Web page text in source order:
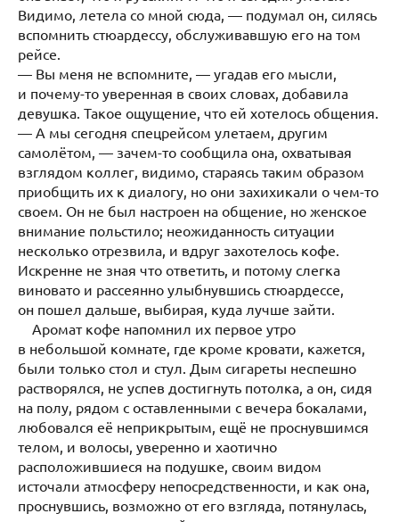
Видимо, летела со мной сюда, — подумал он, силясь
вспомнить стюардессу, обслуживавшую его на том
рейсе.
— Вы меня не вспомните, — угадав его мысли,
и почему-то уверенная в своих словах, добавила
девушка. Такое ощущение, что ей хотелось общения.
— А мы сегодня спецрейсом улетаем, другим
самолётом, — зачем-то сообщила она, охватывая
взглядом коллег, видимо, стараясь таким образом
приобщить их к диалогу, но они захихикали о чем-то
своем. Он не был настроен на общение, но женское
внимание польстило; неожиданность ситуации
несколько отрезвила, и вдруг захотелось кофе.
Искренне не зная что ответить, и потому слегка
виновато и рассеянно улыбнувшись стюардессе,
он пошел дальше, выбирая, куда лучше зайти.
Аромат кофе напомнил их первое утро
в небольшой комнате, где кроме кровати, кажется,
были только стол и стул. Дым сигареты неспешно
растворялся, не успев достигнуть потолка, а он, сидя
на полу, рядом с оставленными с вечера бокалами,
любовался её неприкрытым, ещё не проснувшимся
телом, и волосы, уверенно и хаотично
расположившиеся на подушке, своим видом
источали атмосферу непосредственности, и как она,
проснувшись, возможно от его взгляда, потянулась,